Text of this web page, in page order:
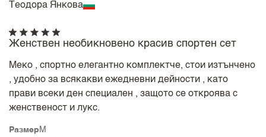
Теодора Янкова
Размер M
Женствен необикновено красив спортен сет
Меко , спортно елегантно комплектче, стои изтънчено
, удобно за всякакви ежедневни дейности , като
прави всеки ден специален , защото се откроява с
женственост и лукс.